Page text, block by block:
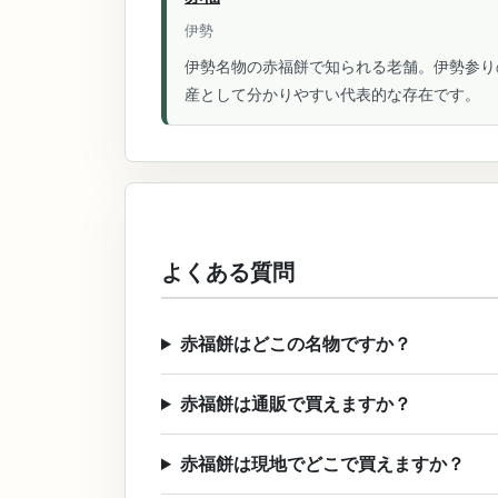
伊勢
伊勢名物の赤福餅で知られる老舗。伊勢参
産として分かりやすい代表的な存在です。
よくある質問
赤福餅はどこの名物ですか？
赤福餅は通販で買えますか？
赤福餅は現地でどこで買えますか？